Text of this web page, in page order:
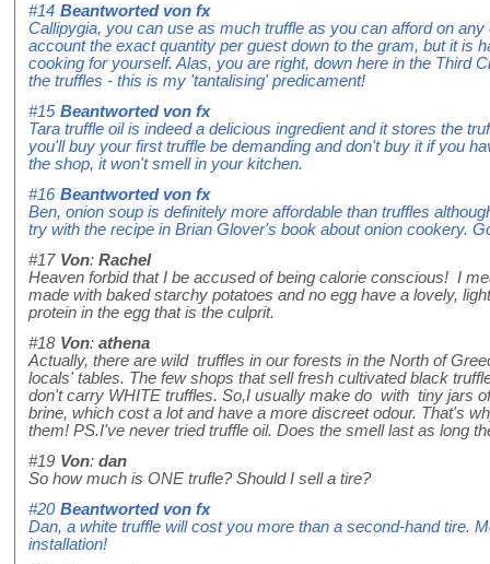
#14 Beantworted von fx
Callipygia, you can use as much truffle as you can afford on
account the exact quantity per guest down to the gram, but it is
cooking for yourself. Alas, you are right, down here in the Third
the truffles - this is my 'tantalising' predicament!
#15 Beantworted von fx
Tara truffle oil is indeed a delicious ingredient and it stores the
you'll buy your first truffle be demanding and don't buy it if you
the shop, it won't smell in your kitchen.
#16 Beantworted von fx
Ben, onion soup is definitely more affordable than truffles
try with the recipe in Brian Glover's book about onion cookery.
#17 Von: Rachel
Heaven forbid that I be accused of being calorie conscious! I
made with baked starchy potatoes and no egg have a lovely,
protein in the egg that is the culprit.
#18 Von: athena
Actually, there are wild truffles in our forests in the North of
locals' tables. The few shops that sell fresh cultivated black
don't carry WHITE truffles. So,I usually make do with tiny jars
brine, which cost a lot and have a more discreet odour. That's
them! PS.I've never tried truffle oil. Does the smell last as long
#19 Von: dan
So how much is ONE trufle? Should I sell a tire?
#20 Beantworted von fx
Dan, a white truffle will cost you more than a second-hand tire.
installation!